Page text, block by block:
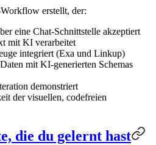
erstellt, der:
eine Chat-Schnittstelle akzeptiert
mit KI verarbeitet
integriert (Exa und Linkup)
mit KI-generierten Schemas
demonstriert
der visuellen, codefreien
die du gelernt hast